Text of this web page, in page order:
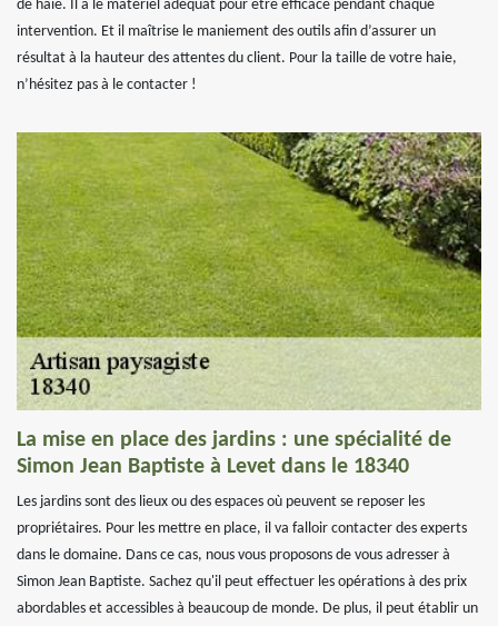
de haie. Il a le matériel adéquat pour être efficace pendant chaque
intervention. Et il maîtrise le maniement des outils afin d’assurer un
résultat à la hauteur des attentes du client. Pour la taille de votre haie,
n’hésitez pas à le contacter !
La mise en place des jardins : une spécialité de
Simon Jean Baptiste à Levet dans le 18340
Les jardins sont des lieux ou des espaces où peuvent se reposer les
propriétaires. Pour les mettre en place, il va falloir contacter des experts
dans le domaine. Dans ce cas, nous vous proposons de vous adresser à
Simon Jean Baptiste. Sachez qu'il peut effectuer les opérations à des prix
abordables et accessibles à beaucoup de monde. De plus, il peut établir un